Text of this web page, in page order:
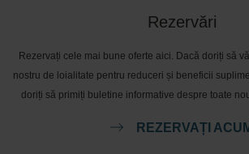
Rezervări
Rezervați cele mai bune oferte aici. Dacă doriți să
nostru de loialitate pentru reduceri și beneficii
doriți să primiți buletine informative despre toate
REZERVAȚI